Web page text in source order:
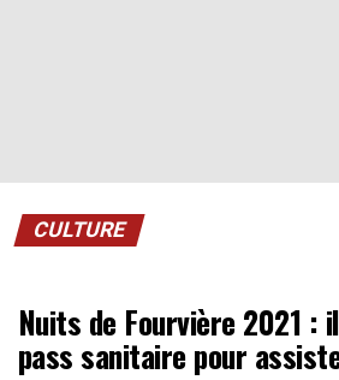
CULTURE
Nuits de Fourvière 2021 :
pass sanitaire pour